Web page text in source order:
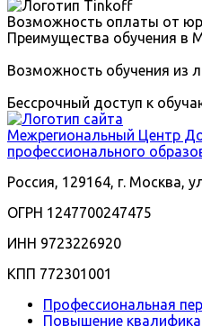
Возможность оплаты от
Преимущества обучения
Возможность обучения из
Бессрочный доступ к
Межрегиональный Центр
профессионального
Россия, 129164, г. Москва,
ОГРН 1247700247475
ИНН 9723226920
КПП 772301001
Профессиональная
Повышение